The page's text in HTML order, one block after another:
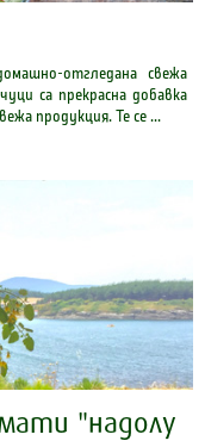
отгледана свежа
са прекрасна добавка
продукция. Те се ...
"надолу